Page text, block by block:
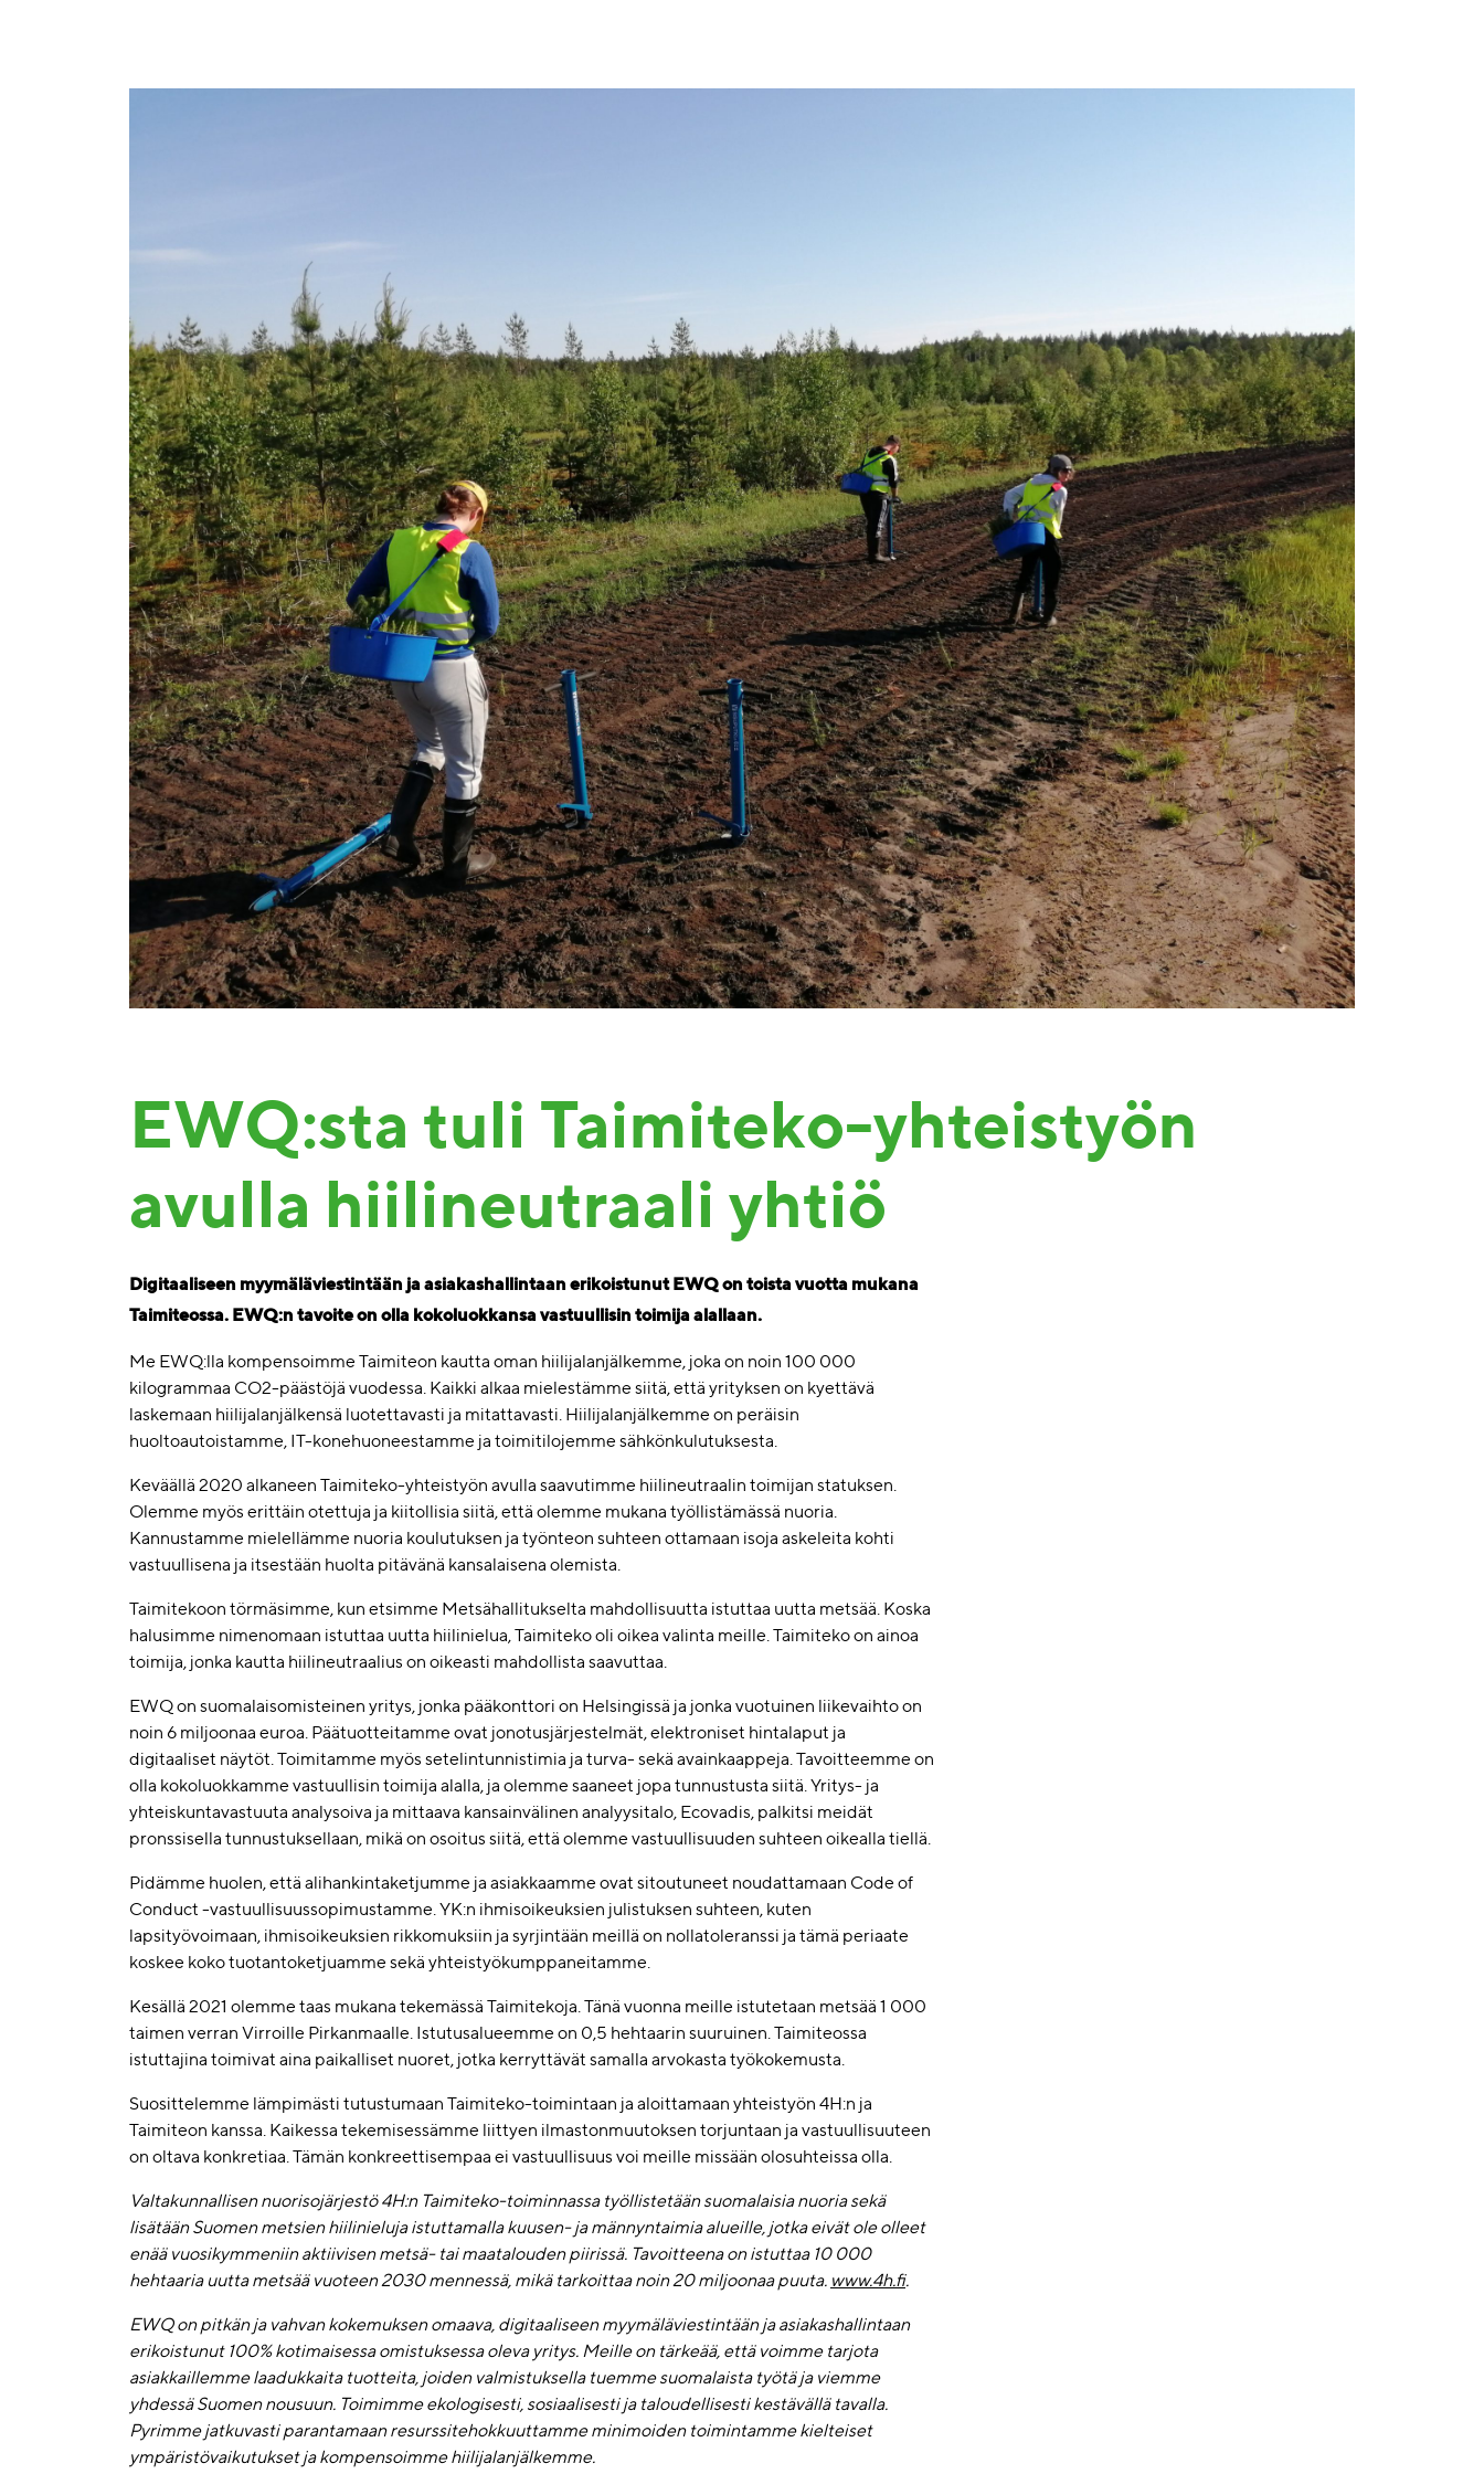
EWQ:sta tuli Taimiteko-yhteistyön
avulla hiilineutraali yhtiö
Digitaaliseen myymäläviestintään ja asiakashallintaan erikoistunut EWQ on toista vuotta mukana
Taimiteossa. EWQ:n tavoite on olla kokoluokkansa vastuullisin toimija alallaan.
Me EWQ:lla kompensoimme Taimiteon kautta oman hiilijalanjälkemme, joka on noin 100 000
kilogrammaa CO2-päästöjä vuodessa. Kaikki alkaa mielestämme siitä, että yrityksen on kyettävä
laskemaan hiilijalanjälkensä luotettavasti ja mitattavasti. Hiilijalanjälkemme on peräisin
huoltoautoistamme, IT-konehuoneestamme ja toimitilojemme sähkönkulutuksesta.
Keväällä 2020 alkaneen Taimiteko-yhteistyön avulla saavutimme hiilineutraalin toimijan statuksen.
Olemme myös erittäin otettuja ja kiitollisia siitä, että olemme mukana työllistämässä nuoria.
Kannustamme mielellämme nuoria koulutuksen ja työnteon suhteen ottamaan isoja askeleita kohti
vastuullisena ja itsestään huolta pitävänä kansalaisena olemista.
Taimitekoon törmäsimme, kun etsimme Metsähallitukselta mahdollisuutta istuttaa uutta metsää. Koska
halusimme nimenomaan istuttaa uutta hiilinielua, Taimiteko oli oikea valinta meille. Taimiteko on ainoa
toimija, jonka kautta hiilineutraalius on oikeasti mahdollista saavuttaa.
EWQ on suomalaisomisteinen yritys, jonka pääkonttori on Helsingissä ja jonka vuotuinen liikevaihto on
noin 6 miljoonaa euroa. Päätuotteitamme ovat jonotusjärjestelmät, elektroniset hintalaput ja
digitaaliset näytöt. Toimitamme myös setelintunnistimia ja turva- sekä avainkaappeja. Tavoitteemme on
olla kokoluokkamme vastuullisin toimija alalla, ja olemme saaneet jopa tunnustusta siitä. Yritys- ja
yhteiskuntavastuuta analysoiva ja mittaava kansainvälinen analyysitalo, Ecovadis, palkitsi meidät
pronssisella tunnustuksellaan, mikä on osoitus siitä, että olemme vastuullisuuden suhteen oikealla tiellä.
Pidämme huolen, että alihankintaketjumme ja asiakkaamme ovat sitoutuneet noudattamaan Code of
Conduct -vastuullisuussopimustamme. YK:n ihmisoikeuksien julistuksen suhteen, kuten
lapsityövoimaan, ihmisoikeuksien rikkomuksiin ja syrjintään meillä on nollatoleranssi ja tämä periaate
koskee koko tuotantoketjuamme sekä yhteistyökumppaneitamme.
Kesällä 2021 olemme taas mukana tekemässä Taimitekoja. Tänä vuonna meille istutetaan metsää 1 000
taimen verran Virroille Pirkanmaalle. Istutusalueemme on 0,5 hehtaarin suuruinen. Taimiteossa
istuttajina toimivat aina paikalliset nuoret, jotka kerryttävät samalla arvokasta työkokemusta.
Suosittelemme lämpimästi tutustumaan Taimiteko-toimintaan ja aloittamaan yhteistyön 4H:n ja
Taimiteon kanssa. Kaikessa tekemisessämme liittyen ilmastonmuutoksen torjuntaan ja vastuullisuuteen
on oltava konkretiaa. Tämän konkreettisempaa ei vastuullisuus voi meille missään olosuhteissa olla.
Valtakunnallisen nuorisojärjestö 4H:n Taimiteko-toiminnassa työllistetään suomalaisia nuoria sekä
lisätään Suomen metsien hiilinieluja istuttamalla kuusen- ja männyntaimia alueille, jotka eivät ole olleet
enää vuosikymmeniin aktiivisen metsä- tai maatalouden piirissä. Tavoitteena on istuttaa 10 000
hehtaaria uutta metsää vuoteen 2030 mennessä, mikä tarkoittaa noin 20 miljoonaa puuta. www.4h.fi.
EWQ on pitkän ja vahvan kokemuksen omaava, digitaaliseen myymäläviestintään ja asiakashallintaan
erikoistunut 100% kotimaisessa omistuksessa oleva yritys. Meille on tärkeää, että voimme tarjota
asiakkaillemme laadukkaita tuotteita, joiden valmistuksella tuemme suomalaista työtä ja viemme
yhdessä Suomen nousuun. Toimimme ekologisesti, sosiaalisesti ja taloudellisesti kestävällä tavalla.
Pyrimme jatkuvasti parantamaan resurssitehokkuuttamme minimoiden toimintamme kielteiset
ympäristövaikutukset ja kompensoimme hiilijalanjälkemme.